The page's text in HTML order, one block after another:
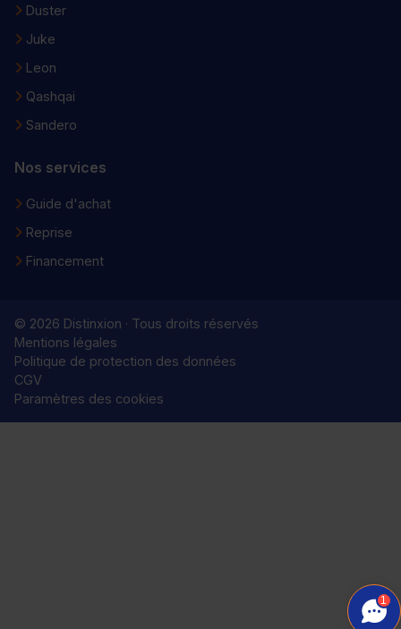
Duster
Juke
Leon
Qashqai
Sandero
Nos services
Guide d'achat
Reprise
Financement
© 2026 Distinxion · Tous droits réservés
Mentions légales
Politique de protection des données
CGV
Paramètres des cookies
1